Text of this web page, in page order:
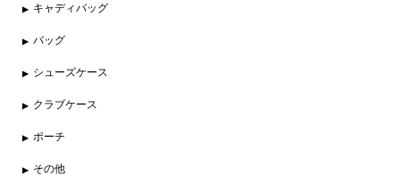
キャディバッグ
バッグ
シューズケース
クラブケース
ポーチ
その他